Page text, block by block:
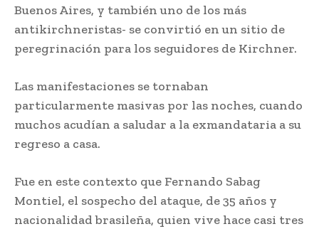
Buenos Aires, y también uno de los más
antikirchneristas- se convirtió en un sitio de
peregrinación para los seguidores de Kirchner.
Las manifestaciones se tornaban
particularmente masivas por las noches, cuando
muchos acudían a saludar a la exmandataria a su
regreso a casa.
Fue en este contexto que Fernando Sabag
Montiel, el sospecho del ataque, de 35 años y
nacionalidad brasileña, quien vive hace casi tres